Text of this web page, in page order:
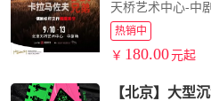
天桥艺术中心-中
热销中
￥ 180.00元起
【北京】大型